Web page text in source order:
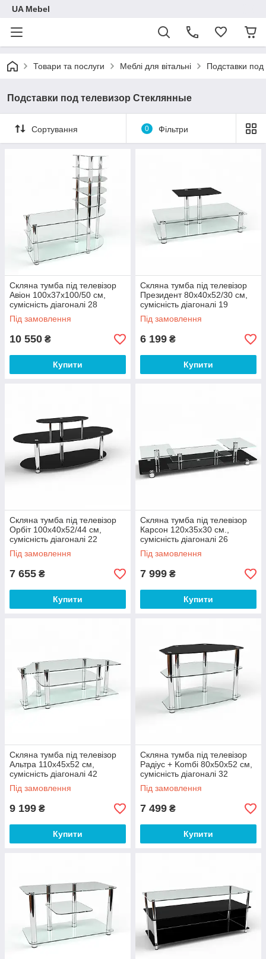
UA Mebel
Товари та послуги Меблі для вітальні Подставки
Подставки под телевизор Стеклянные
Сортування 0 Фільтри
Скляна тумба під телевізор
Авіон 100х37х100/50 см,
сумісність діагоналі 28
дюймів (БЦ-стол ТМ)
Під замовлення
10 550 ₴
Купити
Скляна тумба під телевізор
Президент 80х40х52/30 см,
сумісність діагоналі 19
дюймів (БЦ-стол ТМ)
Під замовлення
6 199 ₴
Купити
Скляна тумба під телевізор
Орбіт 100х40х52/44 см,
сумісність діагоналі 22
дюйми (БЦ-стол ТМ)
Під замовлення
7 655 ₴
Купити
Скляна тумба під телевізор
Карсон 120х35х30 см.,
сумісність діагоналі 26
дюймів (БЦ-стол ТМ)
Під замовлення
7 999 ₴
Купити
Скляна тумба під телевізор
Альтра 110х45х52 см,
сумісність діагоналі 42
дюйми (БЦ-стол ТМ)
Під замовлення
9 199 ₴
Купити
Скляна тумба під телевізор
Радіус + Komбі 80х50х52 см,
сумісність діагоналі 32
дюйми (БЦ-стіл ТМ)
Під замовлення
7 499 ₴
Купити